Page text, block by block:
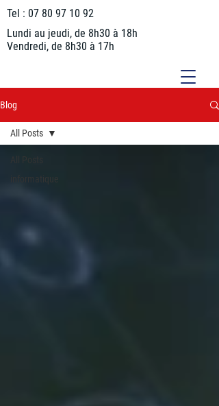
Tel : 07 80 97 10 92
Lundi au jeudi, de 8h30 à 18h
Vendredi, de 8h30 à 17h
Blog
informatique
All Posts